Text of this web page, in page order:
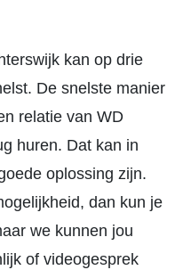
kan op drie
De snelste manier
relatie van WD
huren. Dat kan in
oplossing zijn.
dan kun je
we kunnen jou
of videogesprek